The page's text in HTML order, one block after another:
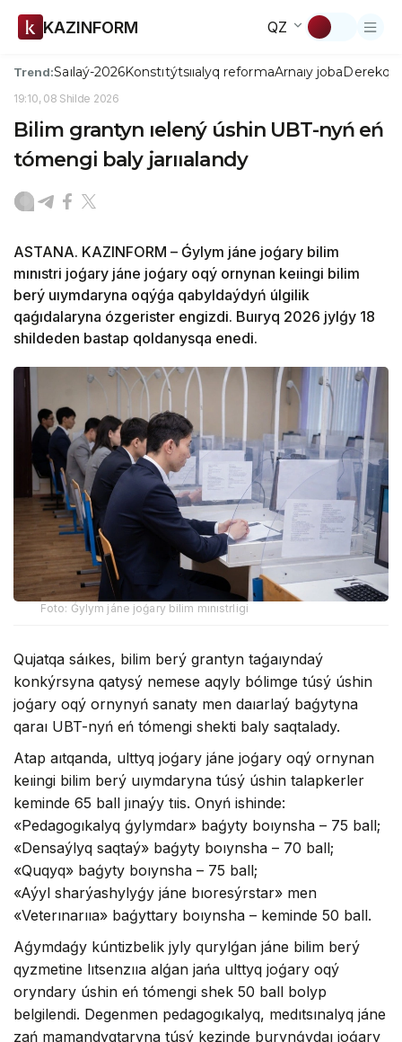
KAZINFORM QZ
Trend:Saılaý-2026Konstıtýtsııalyq reformaArnaıy jobaDerekqor
19:10, 08 Shilde 2026
Bilim grantyn ıelený úshin UBT-nyń eń
tómengi baly jarııalandy
ASTANA. KAZINFORM – Ǵylym jáne joǵary bilim
mınıstri joǵary jáne joǵary oqý ornynan keıingi bilim
berý uıymdaryna oqýǵa qabyldaýdyń úlgilik
qaǵıdalaryna ózgerister engizdi. Buıryq 2026 jylǵy 18
shildeden bastap qoldanysqa enedi.
Foto: Ǵylym jáne joǵary bilim mınıstrligi
Qujatqa sáıkes, bilim berý grantyn taǵaıyndaý
konkýrsyna qatysý nemese aqyly bólimge túsý úshin
joǵary oqý ornynyń sanaty men daıarlaý baǵytyna
qaraı UBT-nyń eń tómengi shekti baly saqtalady.
Atap aıtqanda, ulttyq joǵary jáne joǵary oqý ornynan
keıingi bilim berý uıymdaryna túsý úshin talapkerler
keminde 65 ball jınaýy tıis. Onyń ishinde:
«Pedagogıkalyq ǵylymdar» baǵyty boıynsha – 75 ball;
«Densaýlyq saqtaý» baǵyty boıynsha – 70 ball;
«Quqyq» baǵyty boıynsha – 75 ball;
«Aýyl sharýashylyǵy jáne bıoresýrstar» men
«Veterınarııa» baǵyttary boıynsha – keminde 50 ball.
Aǵymdaǵy kúntizbelik jyly qurylǵan jáne bilim berý
qyzmetine lıtsenzııa alǵan jańa ulttyq joǵary oqý
oryndary úshin eń tómengi shek 50 ball bolyp
belgilendi. Degenmen pedagogıkalyq, medıtsınalyq jáne
zań mamandyqtaryna túsý kezinde burynǵydaı joǵary